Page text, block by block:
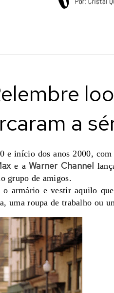
a
e início dos anos 2000, com
e a Warner Channel
grupo de amigos.
armário e vestir aquilo
uma roupa de trabalho ou